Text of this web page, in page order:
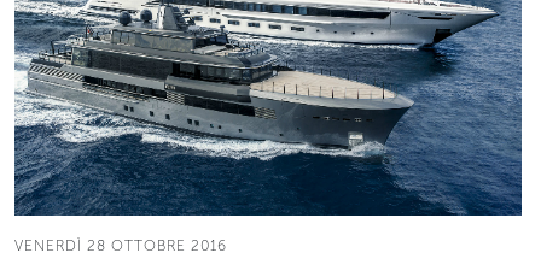
VENERDÌ 28 OTTOBRE 2016